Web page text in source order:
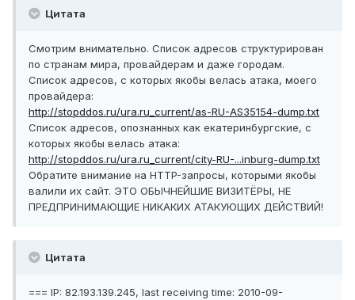
Цитата
Смотрим внимательно. Список адресов структурирован
по странам мира, провайдерам и даже городам.
Список адресов, с которых якобы велась атака, моего
провайдера:
http://stopddos.ru/ura.ru_current/as-RU-AS35154-dump.txt
Список адресов, опознанных как екатеринбургские, с
которых якобы велась атака:
http://stopddos.ru/ura.ru_current/city-RU-...inburg-dump.txt
Обратите внимание на HTTP-запросы, которыми якобы
валили их сайт. ЭТО ОБЫЧНЕЙШИЕ ВИЗИТЁРЫ, НЕ
ПРЕДПРИНИМАЮЩИЕ НИКАКИХ АТАКУЮЩИХ ДЕЙСТВИЙ!
Цитата
=== IP: 82.193.139.245, last receiving time: 2010-09-